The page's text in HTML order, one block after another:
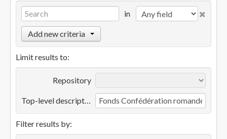
in
Add new criteria
Limit results to:
Repository
Top-level description
Filter results by: